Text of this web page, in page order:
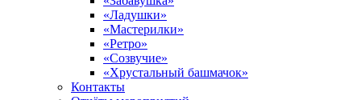
«Ладушки»
«Мастерилки»
«Ретро»
«Созвучие»
«Хрустальный башмачок»
Контакты